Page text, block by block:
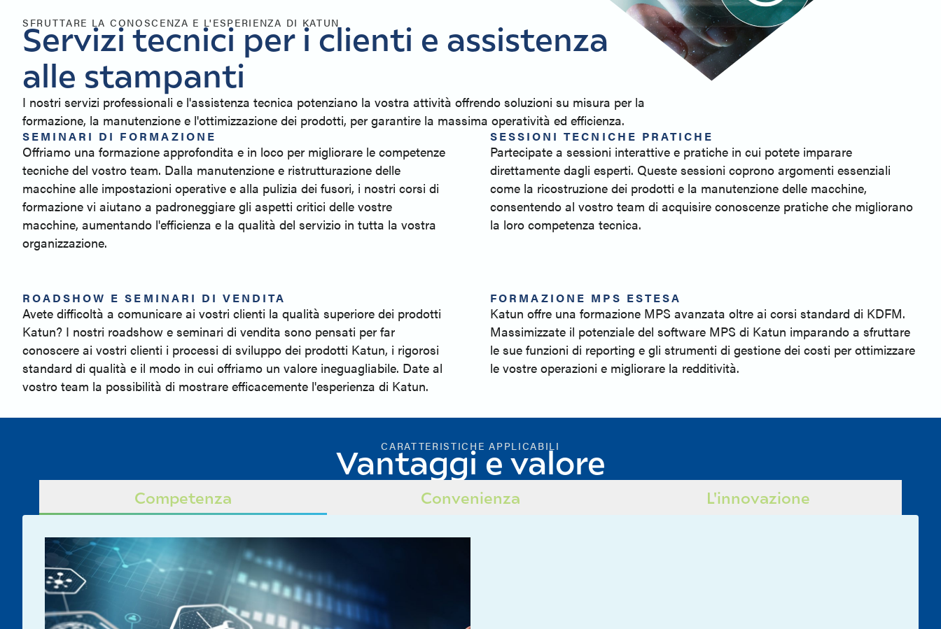
SFRUTTARE LA CONOSCENZA E L'ESPERIENZA DI KATUN
Servizi tecnici per i clienti e assistenza
alle stampanti
I nostri servizi professionali e l'assistenza tecnica potenziano la vostra attività offrendo soluzioni su misura per la
formazione, la manutenzione e l'ottimizzazione dei prodotti, per garantire la massima operatività ed efficienza.
SEMINARI DI FORMAZIONE
Offriamo una formazione approfondita e in loco per migliorare le competenze
tecniche del vostro team. Dalla manutenzione e ristrutturazione delle
macchine alle impostazioni operative e alla pulizia dei fusori, i nostri corsi di
formazione vi aiutano a padroneggiare gli aspetti critici delle vostre
macchine, aumentando l'efficienza e la qualità del servizio in tutta la vostra
organizzazione.
SESSIONI TECNICHE PRATICHE
Partecipate a sessioni interattive e pratiche in cui potete imparare
direttamente dagli esperti. Queste sessioni coprono argomenti essenziali
come la ricostruzione dei prodotti e la manutenzione delle macchine,
consentendo al vostro team di acquisire conoscenze pratiche che migliorano
la loro competenza tecnica.
ROADSHOW E SEMINARI DI VENDITA
Avete difficoltà a comunicare ai vostri clienti la qualità superiore dei prodotti
Katun? I nostri roadshow e seminari di vendita sono pensati per far
conoscere ai vostri clienti i processi di sviluppo dei prodotti Katun, i rigorosi
standard di qualità e il modo in cui offriamo un valore ineguagliabile. Date al
vostro team la possibilità di mostrare efficacemente l'esperienza di Katun.
FORMAZIONE MPS ESTESA
Katun offre una formazione MPS avanzata oltre ai corsi standard di KDFM.
Massimizzate il potenziale del software MPS di Katun imparando a sfruttare
le sue funzioni di reporting e gli strumenti di gestione dei costi per ottimizzare
le vostre operazioni e migliorare la redditività.
CARATTERISTICHE APPLICABILI
Vantaggi e valore
Competenza Convenienza L'innovazione